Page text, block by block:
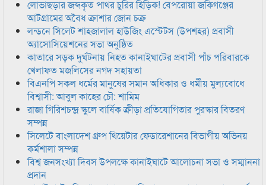
লোভাছড়ার জব্দকৃত পাথর চুরির হিড়িক! বেপরোয়া জকিগঞ্জের
আটগ্রামের অবৈধ ক্রাশার জোন চক্র
লন্ডনে সিলেট শাহজালাল হাউজিং এস্টেটস (উপশহর) প্রবাসী
অ্যাসোসিয়েশনের সভা অনুষ্ঠিত
কাতারে সড়ক দুর্ঘটনায় নিহত কানাইঘাটের প্রবাসী পাঁচ পরিবারকে
খেলাফত মজলিসের নগদ সহায়তা
বিএনপি সকল ধর্মের মানুষের সমান অধিকার ও ধর্মীয় মুল্যবোধে
বিশ্বাসী: আবুল কাহের চৌ: শামিম
রাজা গিরিশচন্দ্র স্কুলে বার্ষিক ক্রীড়া প্রতিযোগিতার পুরস্কার বিতরণ
সম্পন্ন
সিলেটে বাংলাদেশ গ্রুপ থিয়েটার ফেডারেশানের বিভাগীয় অভিনয়
কর্মশালা সম্পন্ন
বিশ্ব জনসংখ্যা দিবস উপলক্ষে কানাইঘাটে আলোচনা সভা ও সম্মাননা
প্রদান